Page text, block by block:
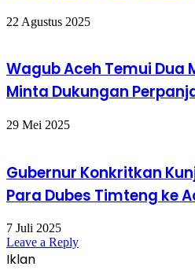
22 Agustus 2025
Wagub Aceh Temui Dua
Minta Dukungan
29 Mei 2025
Gubernur Konkritkan
Para Dubes Timteng ke
7 Juli 2025
Leave a Reply
Iklan